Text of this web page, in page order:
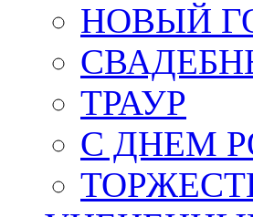
НОВЫЙ
ТРАУР
С ДНЕМ